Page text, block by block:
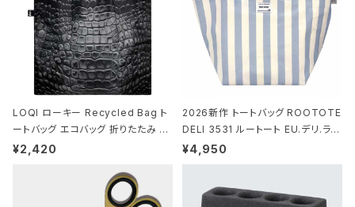
LOQI ローキー Recycled Bag ト
ートバッグ エコバッグ 折りたたみ 大
きめ 撥水加工 収納ポーチ CROCO
¥2,420
2026新作 トートバッグ ROOTOTE
DELI 3531 ルートート EU.デリ.ラミ
ネート-W サックス・ホワイト
¥4,950